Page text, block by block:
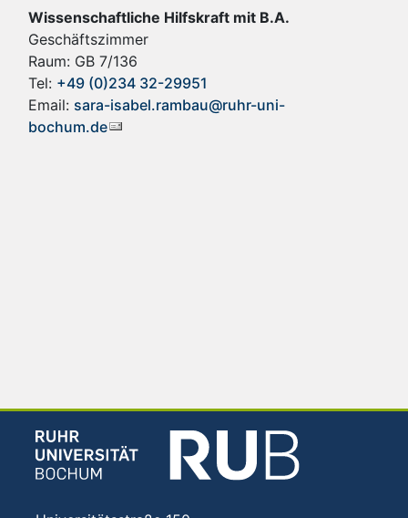
Wissenschaftliche Hilfskraft mit B.A.
Geschäftszimmer
Raum: GB 7/136
Tel: +49 (0)234 32-29951
Email: sara-isabel.rambau@ruhr-uni-
bochum.de